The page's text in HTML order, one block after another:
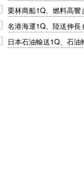
栗林商船1Q、燃料高響
名港海運1Q、陸送伸長
日本石油輸送1Q、石